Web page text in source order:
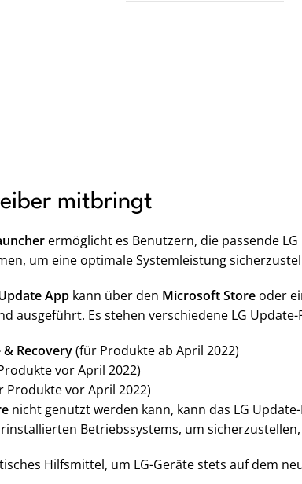
mitbringt
ermöglicht es Benutzern, die passende
um eine optimale Systemleistung
App kann über den Microsoft Store oder
ausgeführt. Es stehen verschiedene LG
& Recovery(für Produkte ab April 2022)
vor April 2022)
Produkte vor April 2022)
nicht genutzt werden kann, kann das LG
Betriebssystems, um
Hilfsmittel, um LG-Geräte stets auf dem